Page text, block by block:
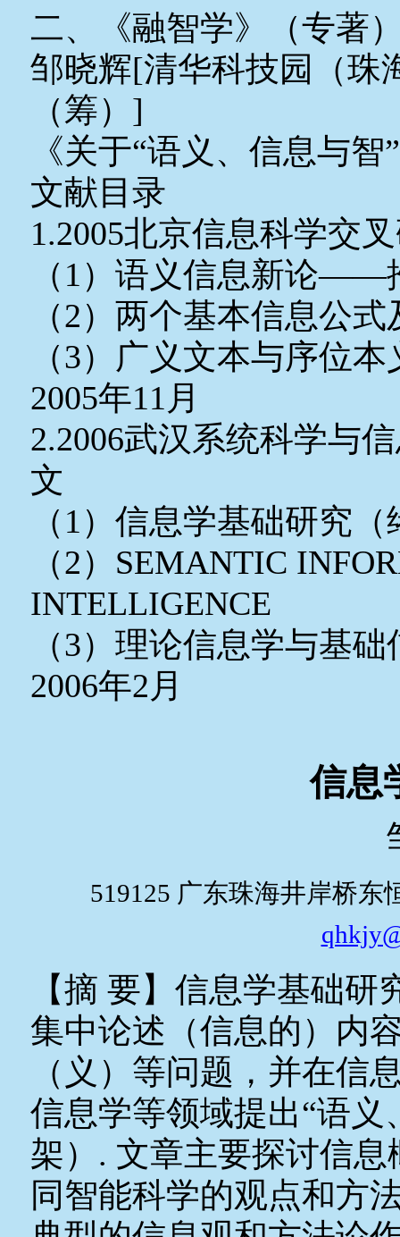
二、《融智学》（专著
邹晓辉[清华科技园（珠
（筹）]
《关于“语义、信息与
文献目录
1.2005北京信息科学交
（1）语义信息新论——
（2）两个基本信息公
（3）广义文本与序位
2005年11月
2.2006武汉系统科学与
文
（1）信息学基础研究
（2）SEMANTIC
INTELLIGENCE
（3）理论信息学与基
2006年2月
信息
519125 广东珠海井岸桥东
【摘 要】信息学基础
集中论述（信息的）内
（义）等问题，并在信
信息学等领域提出“语
架） . 文章主要探讨信
同智能科学的观点和方